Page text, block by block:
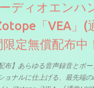
ディオエンハ
「VEA」(
定無償配布中
布】あらゆる音声録音とボ
ョナルに仕上げる、最先端